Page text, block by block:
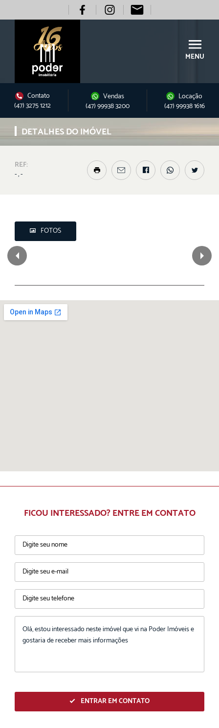
MENU
Contato
(47) 3275 1212
Vendas
(47) 99938 3200
Locação
(47) 99938 1616
DETALHES DO IMÓVEL
REF:
- , -
FOTOS
FICOU INTERESSADO? ENTRE EM CONTATO
ENTRAR EM CONTATO